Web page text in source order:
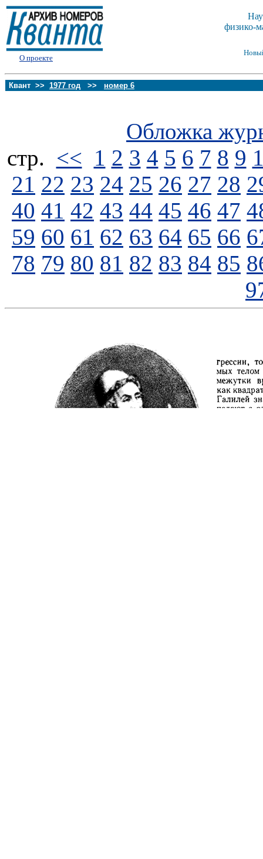
О проекте
физико-
Квант >> 1977 год >> номер 6
Обложка
стp. << 1 2 3 4 5 6 7 8 9
21 22 23 24 25 26 27 28
40 41 42 43 44 45 46 47
59 60 61 62 63 64 65 66
78 79 80 81 82 83 84 85